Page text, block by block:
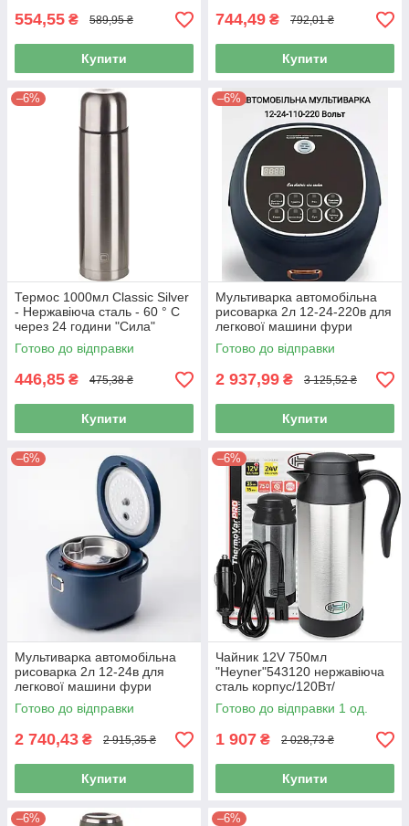
554,55 ₴ 589,95 ₴
Купити
744,49 ₴ 792,01 ₴
Купити
–6%
Термос 1000мл Classic Silver
- Нержавіюча сталь - 60 ° С
через 24 години "Сила"
(960662)
Готово до відправки
446,85 ₴ 475,38 ₴
Купити
–6%
Мультиварка автомобільна
рисоварка 2л 12-24-220в для
легкової машини фури
Готово до відправки
2 937,99 ₴ 3 125,52 ₴
Купити
–6%
Мультиварка автомобільна
рисоварка 2л 12-24в для
легкової машини фури
Готово до відправки
2 740,43 ₴ 2 915,35 ₴
Купити
–6%
Чайник 12V 750мл
"Heyner"543120 нержавіюча
сталь корпус/120Вт/
автомат.запуск
Готово до відправки 1 од.
1 907 ₴ 2 028,73 ₴
Купити
–6% –6%